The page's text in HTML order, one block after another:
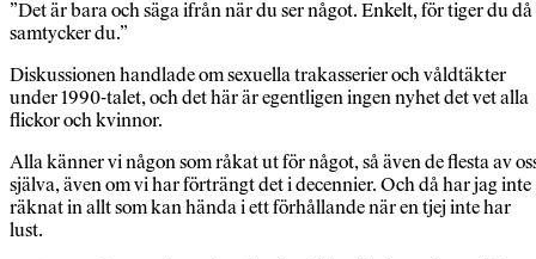
”Det är bara och säga ifrån när du ser något. Enkelt, för tiger du då
samtycker du.”
Diskussionen handlade om sexuella trakasserier och våldtäkter
under 1990-talet, och det här är egentligen ingen nyhet det vet alla
flickor och kvinnor.
Alla känner vi någon som råkat ut för något, så även de flesta av
själva, även om vi har förträngt det i decennier. Och då har jag inte
räknat in allt som kan hända i ett förhållande när en tjej inte har
lust.